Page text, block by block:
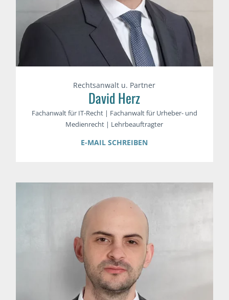
Rechtsanwalt u. Partner
David Herz
Fachanwalt für IT-Recht | Fachanwalt für Urheber- und
Medienrecht | Lehrbeauftragter
E-MAIL SCHREIBEN